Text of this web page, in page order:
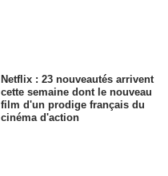
Netflix : 23 nouveautés arrivent
cette semaine dont le nouveau
film d'un prodige français du
cinéma d'action